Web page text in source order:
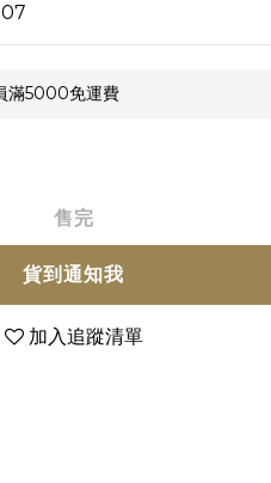
滿5000免運費
售完
貨到通知我
加入追蹤清單